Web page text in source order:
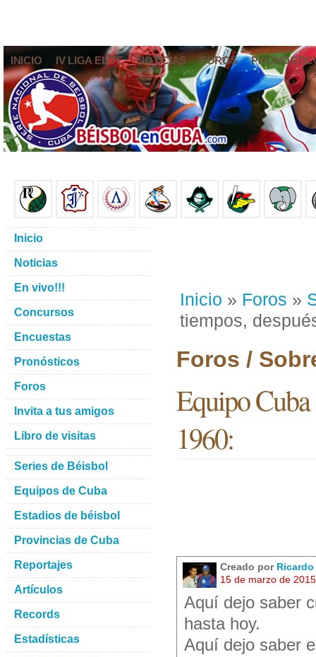
INICIO IV LIGA ELITE NOTICIAS FOROS
Inicio » Foros »
tiempos,
Foros /
Equipo Cuba
1960:
Creado por Ricardo
15 de marzo de
Aquí dejo saber
hasta hoy.
Aquí dejo saber
Inicio
Noticias
En vivo!!!
Concursos
Encuestas
Pronósticos
Foros
Invita a tus amigos
Libro de visitas
Series de Béisbol
Equipos de Cuba
Estadios de béisbol
Provincias de Cuba
Reportajes
Artículos
Records
Estadísticas